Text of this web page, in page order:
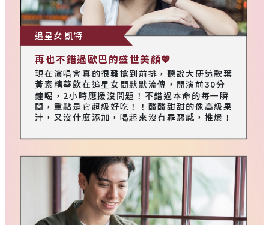
追星女 凱特
再也不錯過歐巴的盛世美顏💖
現在演唱會真的很難搶到前排，聽說大研這款葉
黃素精華飲在追星女間默默流傳，開演前30分
鐘喝，2小時應援沒問題！不錯過本命的每一瞬
間，重點是它超級好吃！！酸酸甜甜的像高級果
汁，又沒什麼添加，喝起來沒有罪惡感，推爆！